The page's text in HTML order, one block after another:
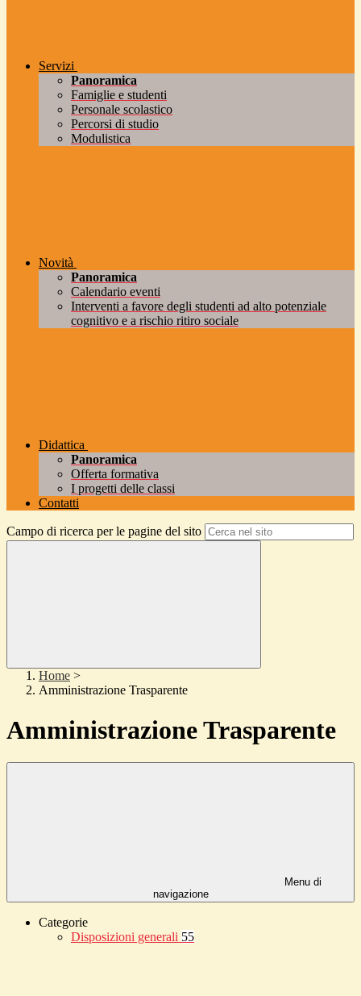
Servizi
Panoramica
Famiglie e studenti
Personale scolastico
Percorsi di studio
Modulistica
Novità
Panoramica
Calendario eventi
Interventi a favore degli studenti ad alto potenziale
cognitivo e a rischio ritiro sociale
Didattica
Panoramica
Offerta formativa
I progetti delle classi
Contatti
Campo di ricerca per le pagine del sito
Home >
Amministrazione Trasparente
Amministrazione Trasparente
Menu di
navigazione
Categorie
Disposizioni generali 55